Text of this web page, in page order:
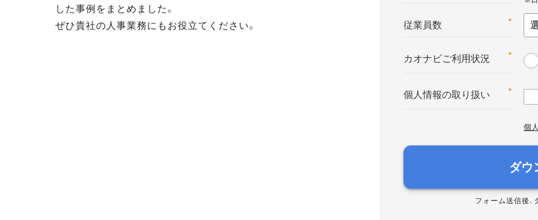
した事例をまとめました。
ぜひ貴社の人事業務にもお役立てください。
*
従業員数
*
カオナビご利用状況
*
個人情報の取り扱い
個
ダウ
フォーム送信後